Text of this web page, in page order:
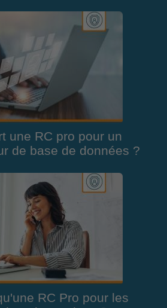
une RC pro pour un
de base de données ?
RC Pro pour les